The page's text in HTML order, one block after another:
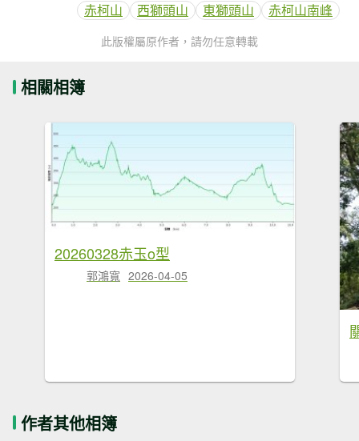
赤柯山
西獅頭山 東獅頭山 赤柯山南峰
此版權屬原作者，請勿任意轉載
相關相簿
20260328赤玉o型
郭鴻寬 2026-04-05
作者其他相簿